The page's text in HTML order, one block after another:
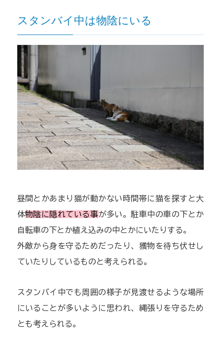
スタンバイ中は物陰にいる
昼間とかあまり猫が動かない時間帯に猫を探すと大
体物陰に隠れている事が多い。駐車中の車の下とか
自転車の下とか植え込みの中とかにいたりする。
外敵から身を守るためだったり、獲物を待ち伏せし
ていたりしているものと考えられる。
スタンバイ中でも周囲の様子が見渡せるような場所
にいることが多いように思われ、縄張りを守るため
とも考えられる。